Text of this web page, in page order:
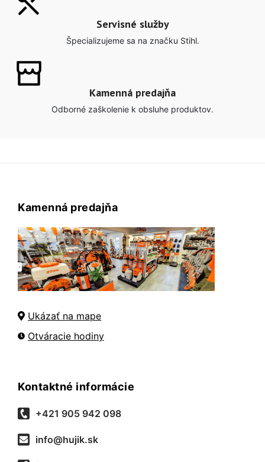
Servisné služby
Špecializujeme sa na značku Stihl.
Kamenná predajňa
Odborné zaškolenie k obsluhe produktov.
Kamenná predajňa
Ukázať na mape
Otváracie hodiny
Kontaktné informácie
+421 905 942 098
info@hujik.sk